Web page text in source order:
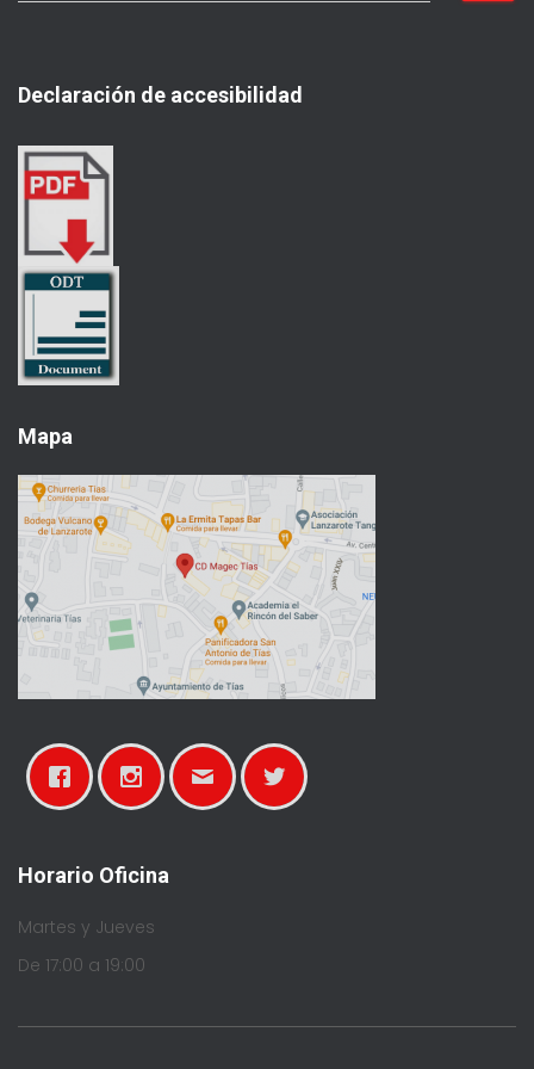
r
Declaración de accesibilidad
Mapa
Horario Oficina
Martes y Jueves
De 17:00 a 19:00